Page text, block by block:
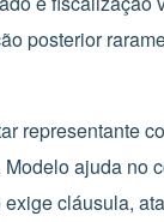
posterior
representante
ajuda no
cláusula,